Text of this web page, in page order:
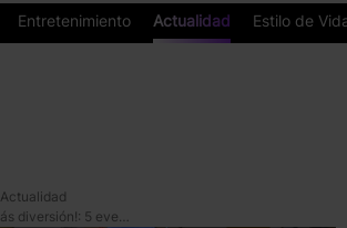
Entretenimiento Actualidad Estilo de
Actualidad
¡Juegos, shows y más diversión!: 5 eventos gratis para celebrar el Día de la Niña y el Niño en CDMX